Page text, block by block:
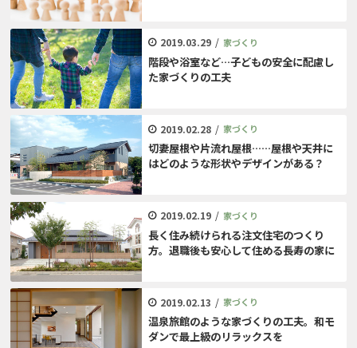
2019.03.29 / 家づくり
階段や浴室など…子どもの安全に配慮し
た家づくりの工夫
2019.02.28 / 家づくり
切妻屋根や片流れ屋根……屋根や天井に
はどのような形状やデザインがある？
2019.02.19 / 家づくり
長く住み続けられる注文住宅のつくり
方。退職後も安心して住める長寿の家に
2019.02.13 / 家づくり
温泉旅館のような家づくりの工夫。和モ
ダンで最上級のリラックスを